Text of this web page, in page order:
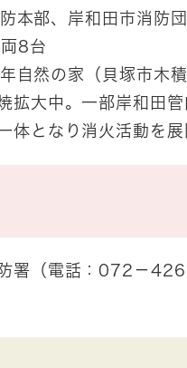
本部、岸和田市消防
8台
自然の家（貝塚市木
拡大中。一部岸和田
体となり消火活動を展
署（電話：072－426